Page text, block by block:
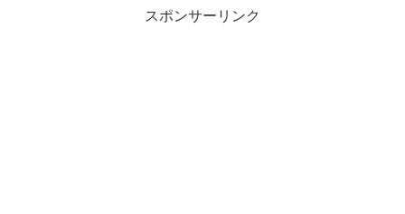
スポンサーリンク